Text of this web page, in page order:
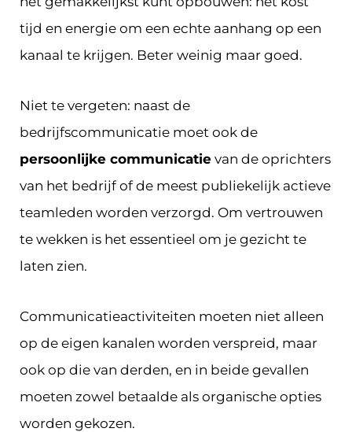
tijd en energie om een echte aanhang op een
kanaal te krijgen. Beter weinig maar goed.
Niet te vergeten: naast de
bedrijfscommunicatie moet ook de
persoonlijke communicatie van de oprichters
van het bedrijf of de meest publiekelijk actieve
teamleden worden verzorgd. Om vertrouwen
te wekken is het essentieel om je gezicht te
laten zien.
Communicatieactiviteiten moeten niet alleen
op de eigen kanalen worden verspreid, maar
ook op die van derden, en in beide gevallen
moeten zowel betaalde als organische opties
worden gekozen.